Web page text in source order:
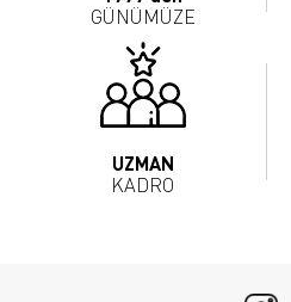
GÜNÜMÜZE
UZMAN
KADRO